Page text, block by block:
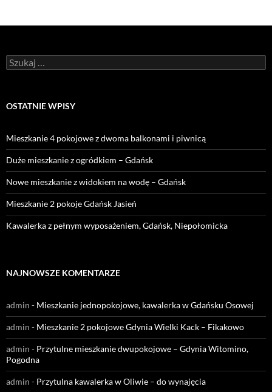
Szukaj:
OSTATNIE WPISY
Mieszkanie 4 pokojowe z dwoma balkonami i piwnicą
Duże mieszkanie z ogródkiem – Gdańsk
Nowe mieszkanie z widokiem na wodę – Gdańsk
Mieszkanie 2 pokoje Gdańsk Jasień
Kawalerka z pełnym wyposażeniem, Gdańsk, Niepołomicka
NAJNOWSZE KOMENTARZE
admin - Mieszkanie jednopokojowe, kawalerka w Gdańsku Osowej
admin - Mieszkanie 2 pokojowe Gdynia Wielki Kack – Fikakowo
admin - Przytulne mieszkanie dwupokojowe – Gdynia Witomino,
Pogodna
admin - Przytulna kawalerka w Oliwie – do wynajęcia